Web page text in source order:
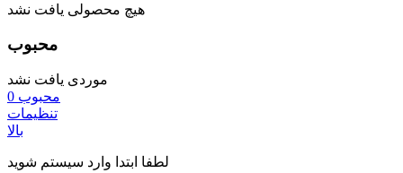
هیچ محصولی یافت نشد
محبوب
موردی یافت نشد
محبوب 0
تنظیمات
بالا
لطفا ابتدا وارد سیستم شوید